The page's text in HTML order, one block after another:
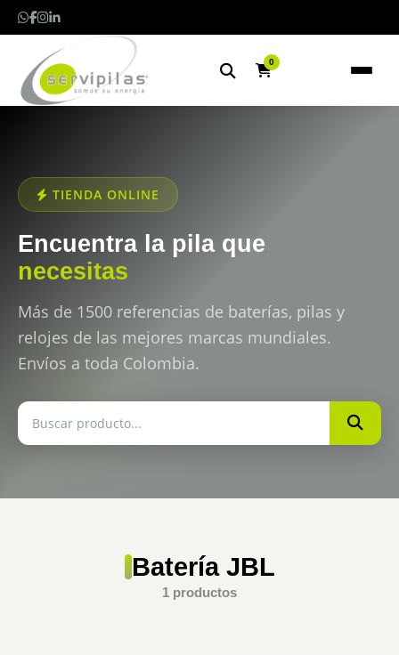
0
TIENDA ONLINE
Encuentra la pila que
necesitas
Más de 1500 referencias de baterías, pilas y
relojes de las mejores marcas mundiales.
Envíos a toda Colombia.
Batería JBL
1 productos